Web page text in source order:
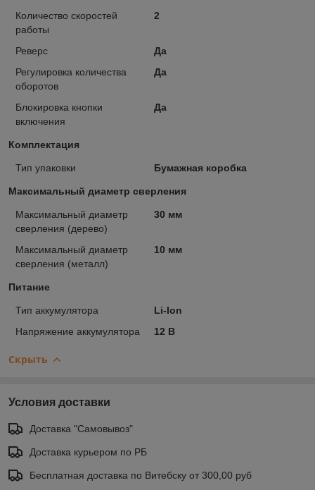
Количество скоростей
работы
2
Реверс
Да
Регулировка количества
оборотов
Да
Блокировка кнопки
включения
Да
Комплектация
Тип упаковки Бумажная коробка
Максимальный диаметр сверления
Максимальный диаметр
сверления (дерево)
30 мм
Максимальный диаметр
сверления (металл)
10 мм
Питание
Тип аккумулятора
Li-Ion
Напряжение аккумулятора
12 В
Скрыть
Условия доставки
Доставка "Самовывоз"
Доставка курьером по РБ
Бесплатная доставка по Витебску от 300,00 руб